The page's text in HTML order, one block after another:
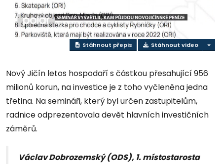
video
Stáhnout přepis Stáhnout video
Nový Jičín letos hospodaří s částkou přesahující 956
milionů korun, na investice je z toho vyčleněna jedna
třetina. Na semináři, který byl určen zastupitelům,
radnice odprezentovala devět hlavních investičních
záměrů.
Václav Dobrozemský (ODS), 1. místostarosta